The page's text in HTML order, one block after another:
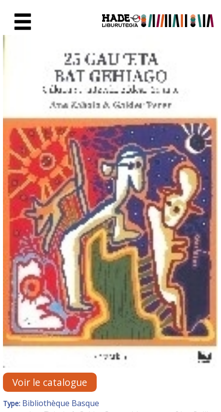
Fiche de Nouveaux Livres -
Voir le catalogue
Type: Bibliothèque Basque